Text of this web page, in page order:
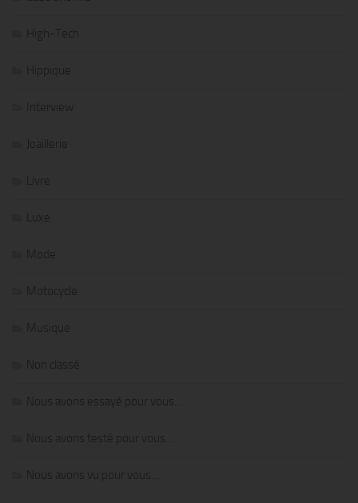
High-Tech
Hippique
Interview
Joaillerie
Livre
Luxe
Mode
Motocycle
Musique
Non classé
Nous avons essayé pour vous…
Nous avons testé pour vous…
Nous avons vu pour vous…